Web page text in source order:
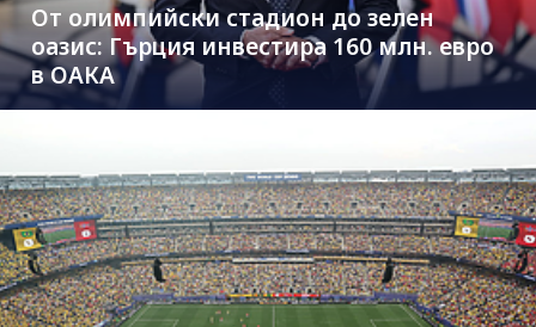
От олимпийски стадион до зелен
оазис: Гърция инвестира 160 млн. евро
в ОАКА